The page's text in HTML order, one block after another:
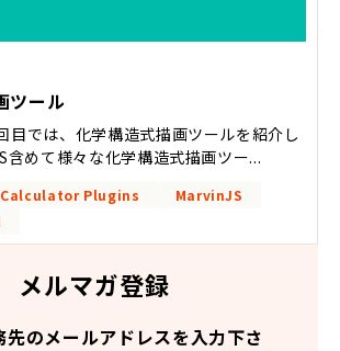
ツール
目では、化学構造式描画ツールを紹介し
含めて様々な化学構造式描画ツー...
Calculator Plugins
MarvinJS
メルマガ登録
先のメールアドレスを入力下さ